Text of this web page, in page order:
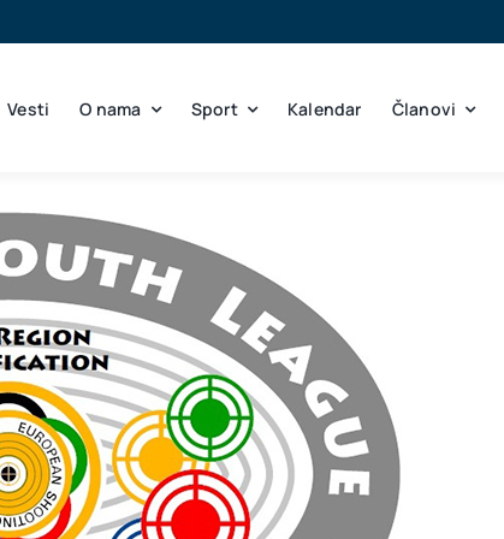
Vesti O nama Sport Kalendar Članovi